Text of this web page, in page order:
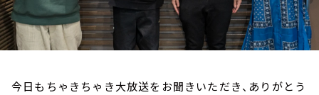
今日もちゃきちゃき大放送をお聞きいただき、ありがとう